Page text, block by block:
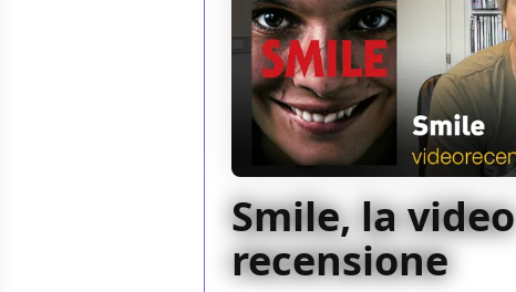
Smile, la video
recensione